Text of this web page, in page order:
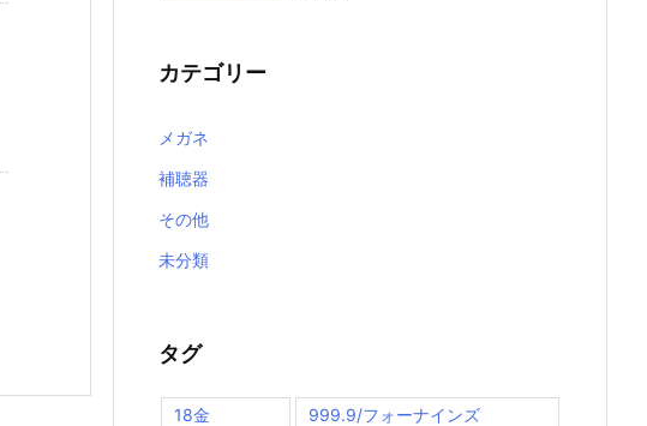
カテゴリー
メガネ
補聴器
その他
未分類
タグ
18金 999.9/フォーナインズ